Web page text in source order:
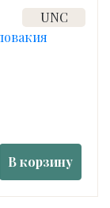
UNC
В корзину